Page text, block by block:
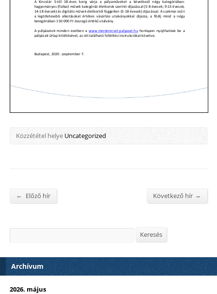
Közzététel helyeUncategorized
← Előző hír Következő hír →
Keresés Keresés
Archívum
2026. május